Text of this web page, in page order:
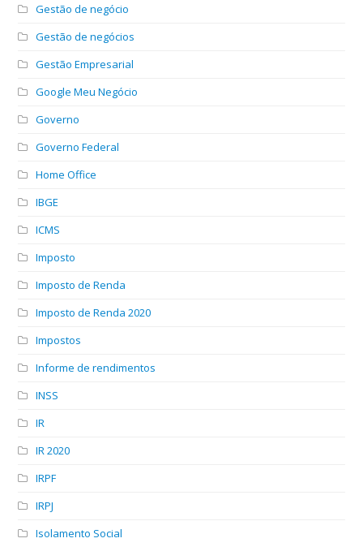
Gestão de negócio
Gestão de negócios
Gestão Empresarial
Google Meu Negócio
Governo
Governo Federal
Home Office
IBGE
ICMS
Imposto
Imposto de Renda
Imposto de Renda 2020
Impostos
Informe de rendimentos
INSS
IR
IR 2020
IRPF
IRPJ
Isolamento Social